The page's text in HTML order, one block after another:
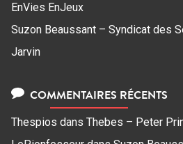
EnVies EnJeux
Suzon Beaussant – Syndicat des
Jarvin
COMMENTAIRES RÉCENTS
Thespios dans Thebes – Peter